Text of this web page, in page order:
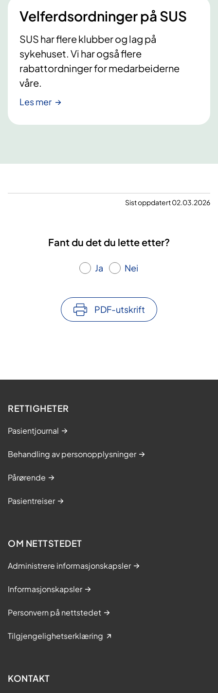
Velferdsordninger på SUS
SUS har flere klubber og lag på
sykehuset. Vi har også flere
rabattordninger for medarbeiderne
våre.
Les mer
Sist oppdatert 02.03.2026
Fant du det du lette etter?
Ja Nei
PDF-utskrift
RETTIGHETER
Pasientjournal
Behandling av personopplysninger
Pårørende
Pasientreiser
OM NETTSTEDET
Administrere informasjonskapsler
Informasjonskapsler
Personvern på nettstedet
Tilgjengelighetserklæring
KONTAKT